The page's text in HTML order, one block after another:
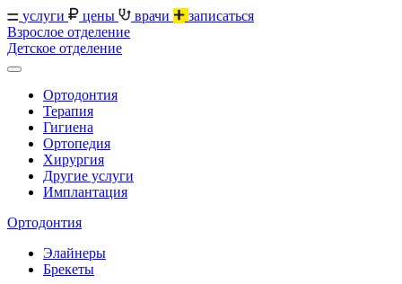
услуги цены врачи
записаться
Взрослое отделение
Детское отделение
Ортодонтия
Терапия
Гигиена
Ортопедия
Хирургия
Другие услуги
Имплантация
Ортодонтия
Элайнеры
Брекеты